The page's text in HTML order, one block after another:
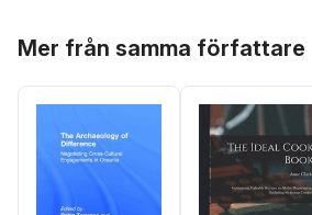
Mer från samma författare